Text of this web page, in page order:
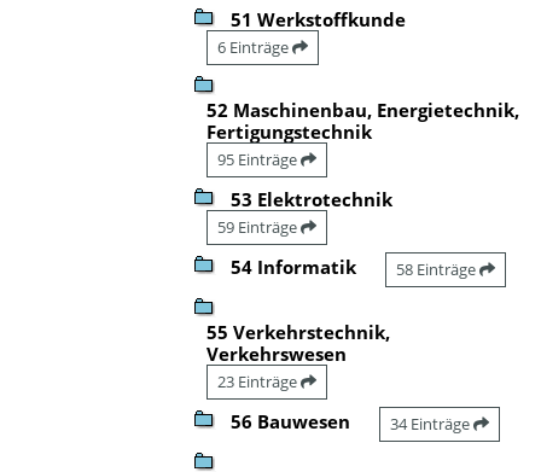
51 Werkstoffkunde
6 Einträge
52 Maschinenbau, Energietechnik,
Fertigungstechnik
95 Einträge
53 Elektrotechnik
59 Einträge
54 Informatik 58 Einträge
55 Verkehrstechnik,
Verkehrswesen
23 Einträge
56 Bauwesen 34 Einträge